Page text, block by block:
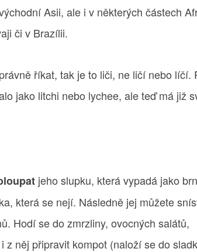
Asii, ale i v některých částech
či v Brazílii.
říkat, tak je to liči, ne ličí nebo líčí.
jako litchi nebo lychee, ale teď má již
jeho slupku, která vypadá jako
která se nejí. Následně jej můžete
Hodí se do zmrzliny, ovocných salátů,
z něj připravit kompot (naloží se do